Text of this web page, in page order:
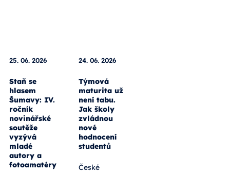
25. 06. 2026
Staň se
hlasem
Šumavy: IV.
ročník
novinářské
soutěže
vyzývá
mladé
autory a
fotoamatéry
24. 06. 2026
Týmová
maturita už
není tabu.
Jak školy
zvládnou
nové
hodnocení
studentů
České